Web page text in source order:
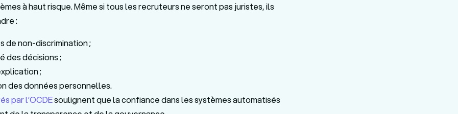
à haut risque. Même si tous les recruteurs ne seront pas juristes, ils
:
de non-discrimination ;
des décisions ;
;
des données personnelles.
par l’OCDEsoulignent que la confiance dans les systèmes automatisés